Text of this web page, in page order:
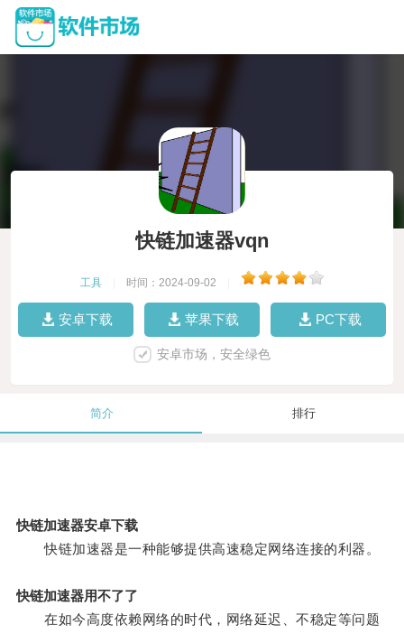
快链加速器vqn
工具 时间：2024-09-02
安卓下载 苹果下载 PC下载
安卓市场，安全绿色
简介 排行
快链加速器安卓下载
快链加速器是一种能够提供高速稳定网络连接的利器。
快链加速器用不了了
在如今高度依赖网络的时代，网络延迟、不稳定等问题